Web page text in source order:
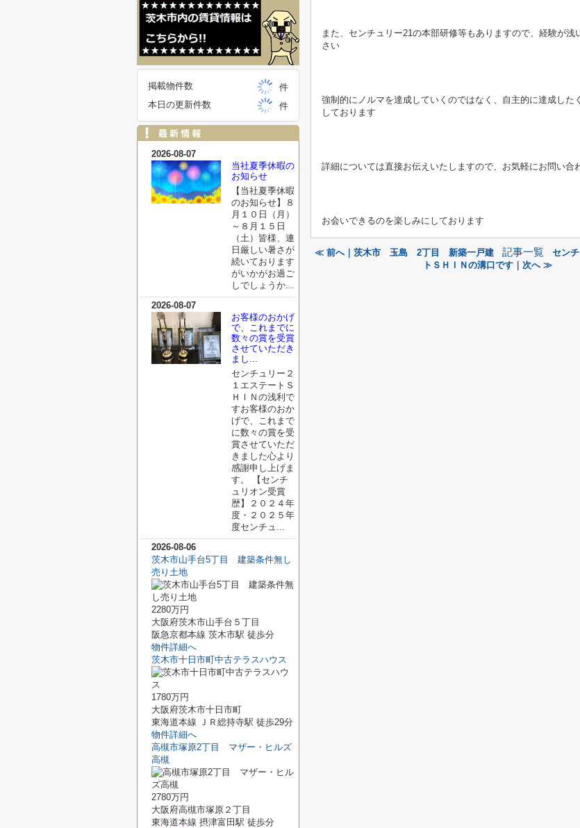
また、センチュリー21の本部研修等もありますので、経験が浅
さい
強制的にノルマを達成していくのではなく、自主的に達成した
しております
詳細については直接お伝えいたしますので、お気軽にお問い合
お会いできるのを楽しみにしております
≪ 前へ｜茨木市 玉島 2丁目 新築一戸建 記事一覧
セン
トＳＨＩＮの溝口です｜次へ ≫
掲載物件数
件
本日の更新件数
件
2026-08-07
当社夏季休暇の
お知らせ
【当社夏季休暇
のお知らせ】８
月１０日（月）
～８月１５日
（土）皆様、連
日厳しい暑さが
続いております
がいかがお過ご
しでしょうか...
2026-08-07
お客様のおかげ
で、これまでに
数々の賞を受賞
させていただき
まし...
センチュリー２
１エステートＳ
ＨＩＮの浅利で
すお客様のおか
げで、これまで
に数々の賞を受
賞させていただ
きました心より
感謝申し上げま
す。 【センチ
ュリオン受賞
歴】２０２４年
度・２０２５年
度センチュ...
2026-08-06
茨木市山手台5丁目 建築条件無し
売り土地
2280万円
大阪府茨木市山手台５丁目
阪急京都本線 茨木市駅 徒歩分
物件詳細へ
茨木市十日市町中古テラスハウス
1780万円
大阪府茨木市十日市町
東海道本線 ＪＲ総持寺駅 徒歩29分
物件詳細へ
高槻市塚原2丁目 マザー・ヒルズ
高槻
2780万円
大阪府高槻市塚原２丁目
東海道本線 摂津富田駅 徒歩分